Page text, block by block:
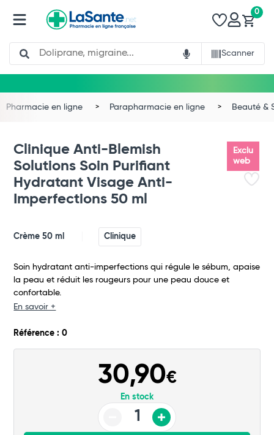
Search
Scanner
0
Total
Pharmacie en ligne Parapharmacie en ligne Beauté &
Exclu
web
Clinique Anti-Blemish
Solutions Soin Purifiant
Hydratant Visage Anti-
Imperfections 50 ml
Crème 50 ml Clinique
Soin hydratant anti-imperfections qui régule le sébum, apaise
la peau et réduit les rougeurs pour une peau douce et
confortable.
En savoir +
Référence : 0
30,90€
En stock